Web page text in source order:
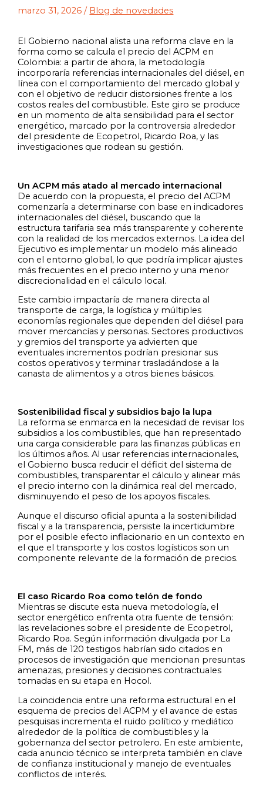
marzo 31, 2026/ Blog de novedades
El Gobierno nacional alista una reforma clave en la
forma como se calcula el precio del ACPM en
Colombia: a partir de ahora, la metodología
incorporaría referencias internacionales del diésel, en
línea con el comportamiento del mercado global y
con el objetivo de reducir distorsiones frente a los
costos reales del combustible. Este giro se produce
en un momento de alta sensibilidad para el sector
energético, marcado por la controversia alrededor
del presidente de Ecopetrol, Ricardo Roa, y las
investigaciones que rodean su gestión.
Un ACPM más atado al mercado internacional
De acuerdo con la propuesta, el precio del ACPM
comenzaría a determinarse con base en indicadores
internacionales del diésel, buscando que la
estructura tarifaria sea más transparente y coherente
con la realidad de los mercados externos. La idea del
Ejecutivo es implementar un modelo más alineado
con el entorno global, lo que podría implicar ajustes
más frecuentes en el precio interno y una menor
discrecionalidad en el cálculo local.
Este cambio impactaría de manera directa al
transporte de carga, la logística y múltiples
economías regionales que dependen del diésel para
mover mercancías y personas. Sectores productivos
y gremios del transporte ya advierten que
eventuales incrementos podrían presionar sus
costos operativos y terminar trasladándose a la
canasta de alimentos y a otros bienes básicos.
Sostenibilidad fiscal y subsidios bajo la lupa
La reforma se enmarca en la necesidad de revisar los
subsidios a los combustibles, que han representado
una carga considerable para las finanzas públicas en
los últimos años. Al usar referencias internacionales,
el Gobierno busca reducir el déficit del sistema de
combustibles, transparentar el cálculo y alinear más
el precio interno con la dinámica real del mercado,
disminuyendo el peso de los apoyos fiscales.
Aunque el discurso oficial apunta a la sostenibilidad
fiscal y a la transparencia, persiste la incertidumbre
por el posible efecto inflacionario en un contexto en
el que el transporte y los costos logísticos son un
componente relevante de la formación de precios.
El caso Ricardo Roa como telón de fondo
Mientras se discute esta nueva metodología, el
sector energético enfrenta otra fuente de tensión:
las revelaciones sobre el presidente de Ecopetrol,
Ricardo Roa. Según información divulgada por La
FM, más de 120 testigos habrían sido citados en
procesos de investigación que mencionan presuntas
amenazas, presiones y decisiones contractuales
tomadas en su etapa en Hocol.
La coincidencia entre una reforma estructural en el
esquema de precios del ACPM y el avance de estas
pesquisas incrementa el ruido político y mediático
alrededor de la política de combustibles y la
gobernanza del sector petrolero. En este ambiente,
cada anuncio técnico se interpreta también en clave
de confianza institucional y manejo de eventuales
conflictos de interés.